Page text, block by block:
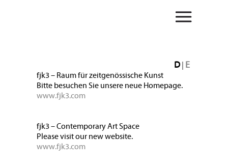
D| E
fjk3 – Raum für zeitgenössische Kunst
Bitte besuchen Sie unsere neue Homepage.
www.fjk3.com
fjk3 – Contemporary Art Space
Please visit our new website.
www.fjk3.com